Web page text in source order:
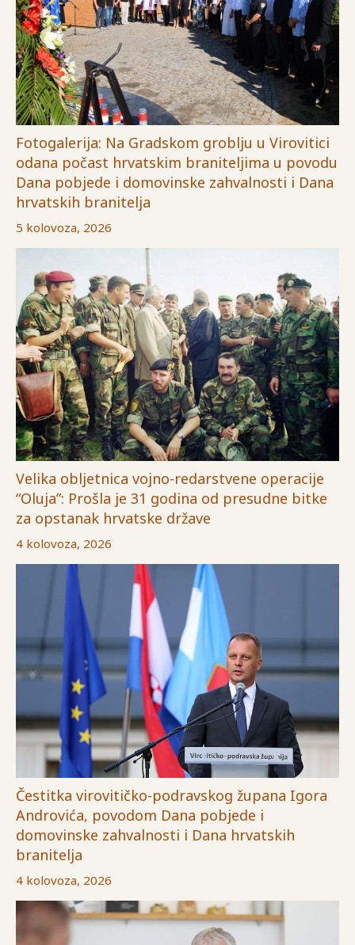
Fotogalerija: Na Gradskom groblju u Virovitici
odana počast hrvatskim braniteljima u povodu
Dana pobjede i domovinske zahvalnosti i Dana
hrvatskih branitelja
5 kolovoza, 2026
Velika obljetnica vojno-redarstvene operacije
“Oluja”: Prošla je 31 godina od presudne bitke
za opstanak hrvatske države
4 kolovoza, 2026
Čestitka virovitičko-podravskog župana Igora
Androvića, povodom Dana pobjede i
domovinske zahvalnosti i Dana hrvatskih
branitelja
4 kolovoza, 2026